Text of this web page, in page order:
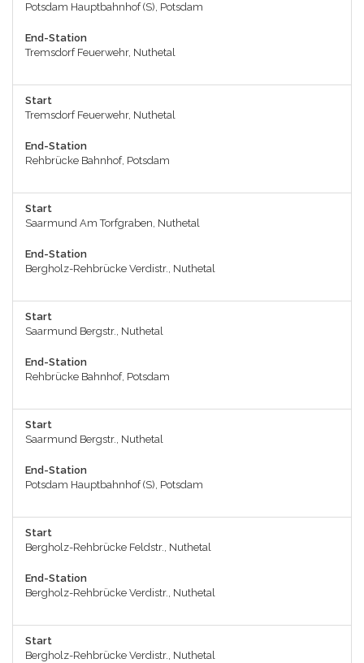
Potsdam Hauptbahnhof (S), Potsdam
End-Station
Tremsdorf Feuerwehr, Nuthetal
Start
Tremsdorf Feuerwehr, Nuthetal
End-Station
Rehbrücke Bahnhof, Potsdam
Start
Saarmund Am Torfgraben, Nuthetal
End-Station
Bergholz-Rehbrücke Verdistr., Nuthetal
Start
Saarmund Bergstr., Nuthetal
End-Station
Rehbrücke Bahnhof, Potsdam
Start
Saarmund Bergstr., Nuthetal
End-Station
Potsdam Hauptbahnhof (S), Potsdam
Start
Bergholz-Rehbrücke Feldstr., Nuthetal
End-Station
Bergholz-Rehbrücke Verdistr., Nuthetal
Start
Bergholz-Rehbrücke Verdistr., Nuthetal